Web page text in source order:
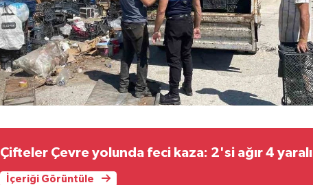
Çifteler Çevre yolunda feci kaza: 2'si ağır 4 yaralı
İçeriği Görüntüle